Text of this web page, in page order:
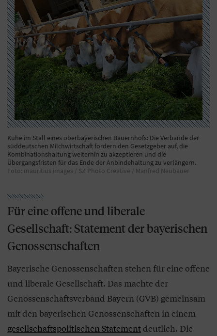
Kühe im Stall eines oberbayerischen Bauernhofs: Die Verbände der
süddeutschen Milchwirtschaft fordern den Gesetzgeber auf, die
Kombinationshaltung weiterhin zu akzeptieren und die
Übergangsfristen für das Ende der Anbindehaltung zu verlängern.
Foto: mauritius images / SZ Photo Creative / Manfred Neubauer
Für eine offene und liberale
Gesellschaft: Statement der bayerischen
Genossenschaften
Bayerische Genossenschaften stehen für eine offene
und liberale Gesellschaft. Das machte der
Genossenschaftsverband Bayern (GVB) gemeinsam
mit den bayerischen Genossenschaften in einem
gesellschaftspolitischen Statement deutlich. Die